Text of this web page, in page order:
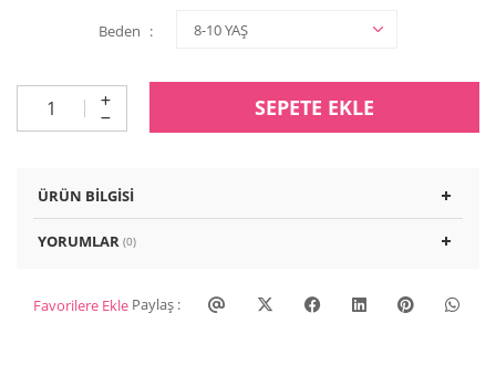
Beden
SEPETE EKLE
ÜRÜN BILGISI
YORUMLAR (0)
Favorilere Ekle Paylaş :